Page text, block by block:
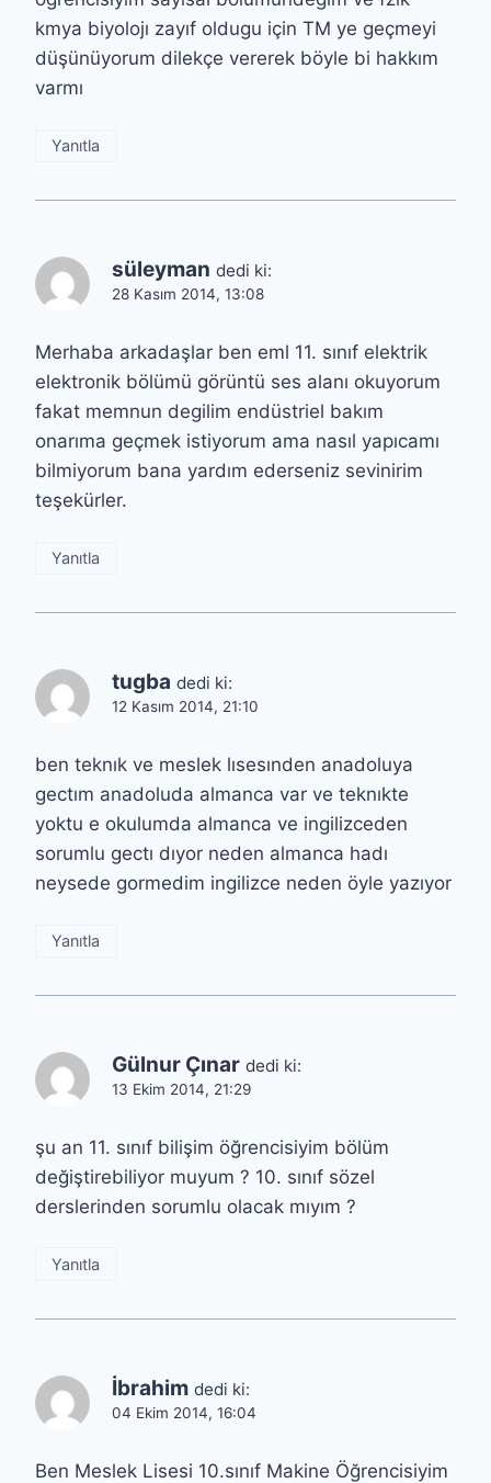
kmya biyolojı zayıf oldugu için TM ye geçmeyi
düşünüyorum dilekçe vererek böyle bi hakkım
varmı
Yanıtla
süleyman dedi ki:
28 Kasım 2014, 13:08
Merhaba arkadaşlar ben eml 11. sınıf elektrik
elektronik bölümü görüntü ses alanı okuyorum
fakat memnun degilim endüstriel bakım
onarıma geçmek istiyorum ama nasıl yapıcamı
bilmiyorum bana yardım ederseniz sevinirim
teşekürler.
Yanıtla
tugba dedi ki:
12 Kasım 2014, 21:10
ben teknık ve meslek lısesınden anadoluya
gectım anadoluda almanca var ve teknıkte
yoktu e okulumda almanca ve ingilizceden
sorumlu gectı dıyor neden almanca hadı
neysede gormedim ingilizce neden öyle yazıyor
Yanıtla
Gülnur Çınar dedi ki:
13 Ekim 2014, 21:29
şu an 11. sınıf bilişim öğrencisiyim bölüm
değiştirebiliyor muyum ? 10. sınıf sözel
derslerinden sorumlu olacak mıyım ?
Yanıtla
İbrahim dedi ki:
04 Ekim 2014, 16:04
Ben Meslek Lisesi 10.sınıf Makine Öğrencisiyim